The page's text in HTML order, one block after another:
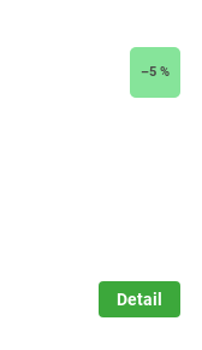
–5 %
Detail